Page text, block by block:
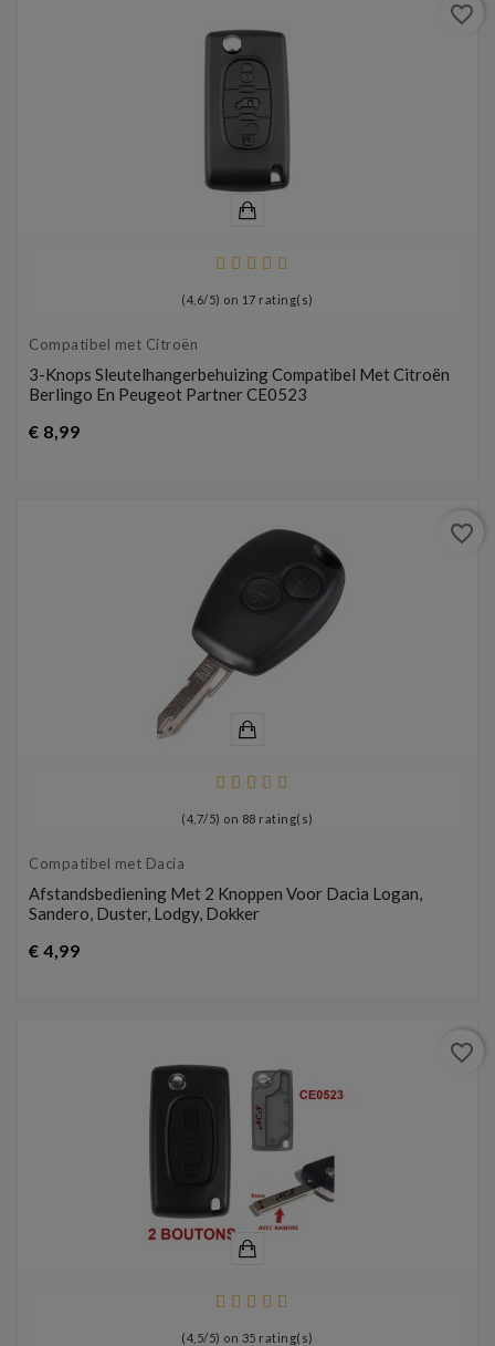
(4,6/5) on 17 rating(s)
Compatibel met Citroën
3-Knops Sleutelhangerbehuizing Compatibel Met Citroën
Berlingo En Peugeot Partner CE0523
€ 8,99Prijs
favorite_border
(4,7/5) on 88 rating(s)
Compatibel met Dacia
Afstandsbediening Met 2 Knoppen Voor Dacia Logan,
Sandero, Duster, Lodgy, Dokker
€ 4,99Prijs
favorite_border
(4,5/5) on 35 rating(s)
favorite_border